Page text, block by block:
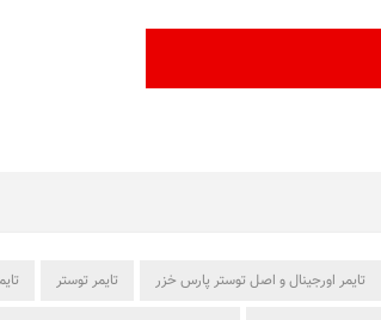
تایمر اورجینال و اصل توستر پارس خزر تایمر توستر